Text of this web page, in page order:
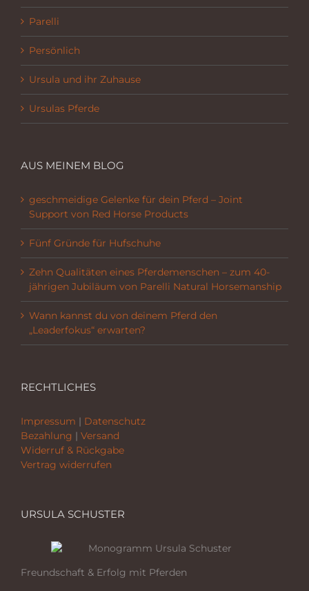
Parelli
Persönlich
Ursula und ihr Zuhause
Ursulas Pferde
AUS MEINEM BLOG
geschmeidige Gelenke für dein Pferd – Joint
Support von Red Horse Products
Fünf Gründe für Hufschuhe
Zehn Qualitäten eines Pferdemenschen – zum 40-
jährigen Jubiläum von Parelli Natural Horsemanship
Wann kannst du von deinem Pferd den
„Leaderfokus“ erwarten?
RECHTLICHES
Impressum | Datenschutz
Bezahlung | Versand
Widerruf & Rückgabe
Vertrag widerrufen
URSULA SCHUSTER
Freundschaft & Erfolg mit Pferden